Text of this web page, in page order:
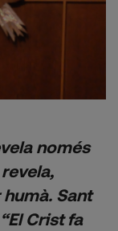
només
Sant
Crist fa